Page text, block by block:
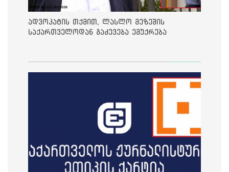
ადვოკატის თქმით, ლასლო მეზეშის
საქართველოდან გაძევება ემუქრება